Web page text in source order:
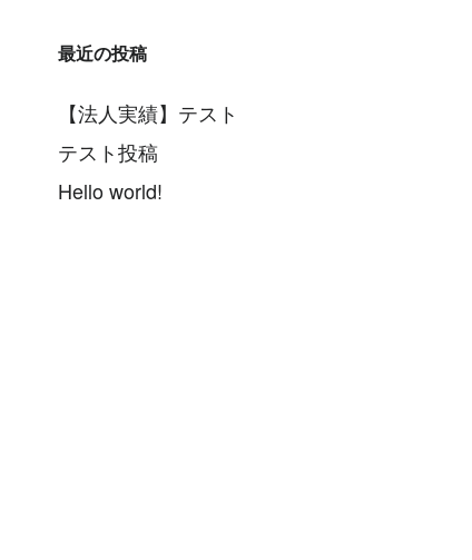
最近の投稿
【法人実績】テスト
テスト投稿
Hello world!